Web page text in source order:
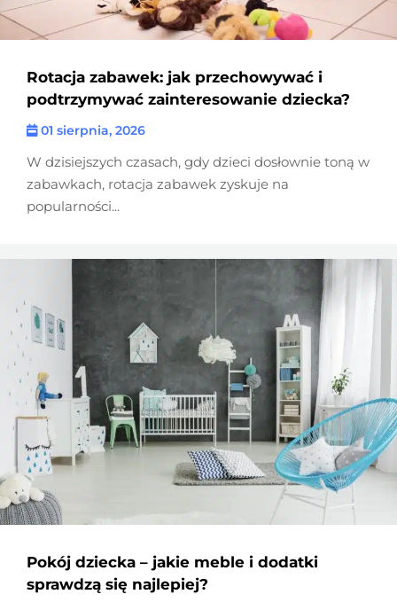
Rotacja zabawek: jak przechowywać i
podtrzymywać zainteresowanie dziecka?
01 sierpnia, 2026
W dzisiejszych czasach, gdy dzieci dosłownie toną w
zabawkach, rotacja zabawek zyskuje na
popularności...
Pokój dziecka – jakie meble i dodatki
sprawdzą się najlepiej?